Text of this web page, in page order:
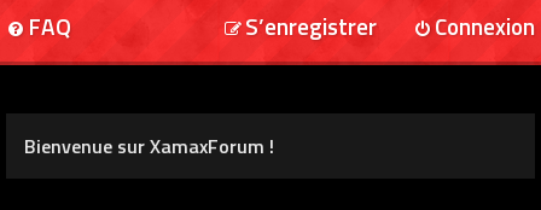
FAQ Connexion
S’enregistrer
Bienvenue sur XamaxForum !